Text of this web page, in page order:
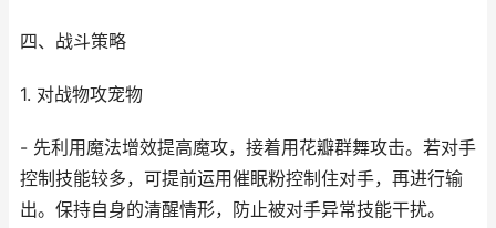
四、战斗策略
1. 对战物攻宠物
- 先利用魔法增效提高魔攻，接着用花瓣群舞攻击。若对手
控制技能较多，可提前运用催眠粉控制住对手，再进行输
出。保持自身的清醒情形，防止被对手异常技能干扰。